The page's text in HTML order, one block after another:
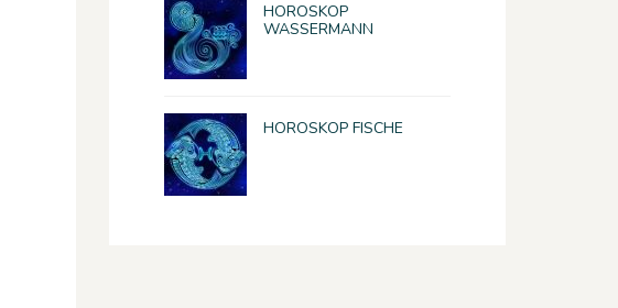
HOROSKOP
WASSERMANN
HOROSKOP FISCHE